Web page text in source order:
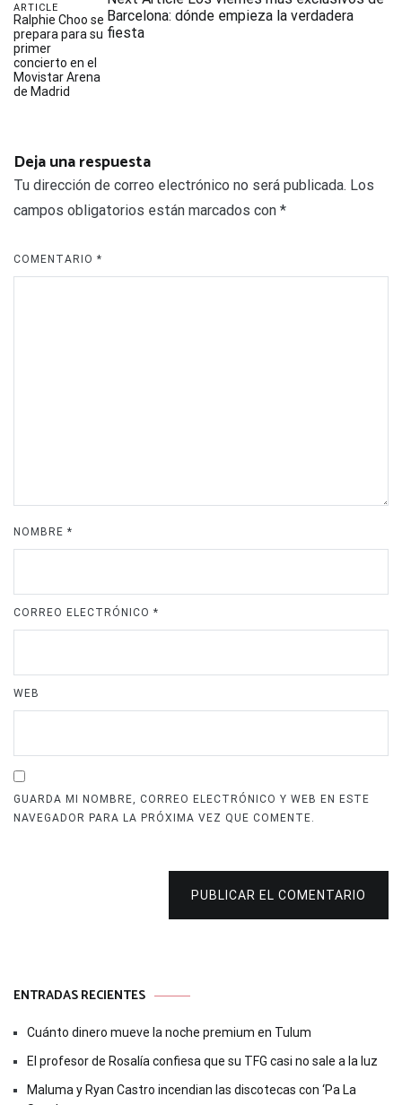
Navegación
de
entradas
ARTICLE
Ralphie Choo se
prepara para su
primer
concierto en el
Movistar Arena
de Madrid
Barcelona: dónde empieza la verdadera
fiesta
Deja una respuesta
Tu dirección de correo electrónico no será publicada. Los
campos obligatorios están marcados con *
COMENTARIO *
NOMBRE *
CORREO ELECTRÓNICO *
WEB
GUARDA MI NOMBRE, CORREO ELECTRÓNICO Y WEB EN ESTE
NAVEGADOR PARA LA PRÓXIMA VEZ QUE COMENTE.
PUBLICAR EL COMENTARIO
ENTRADAS RECIENTES
Cuánto dinero mueve la noche premium en Tulum
El profesor de Rosalía confiesa que su TFG casi no sale a la luz
Maluma y Ryan Castro incendian las discotecas con ‘Pa La